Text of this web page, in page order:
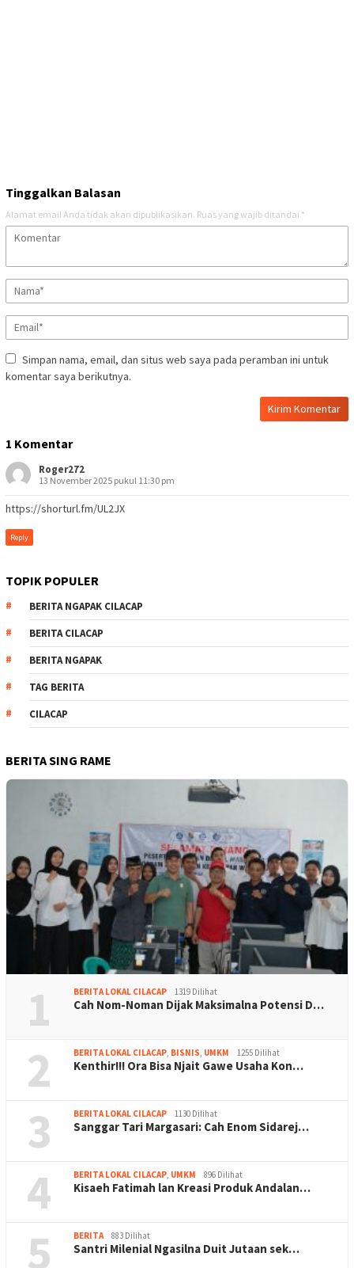
Tinggalkan Balasan
Alamat email Anda tidak akan dipublikasikan. Ruas yang wajib ditandai *
Simpan nama, email, dan situs web saya pada peramban ini untuk
komentar saya berikutnya.
1 Komentar
Roger272
13 November 2025 pukul 11:30 pm
https://shorturl.fm/UL2JX
Reply
TOPIK POPULER
BERITA NGAPAK CILACAP
BERITA CILACAP
BERITA NGAPAK
TAG BERITA
CILACAP
BERITA SING RAME
1 BERITA LOKAL CILACAP 1319 Dilihat
Cah Nom-Noman Dijak Maksimalna Potensi D…
2 BERITA LOKAL CILACAP, BISNIS, UMKM 1255 Dilihat
Kenthir!!! Ora Bisa Njait Gawe Usaha Kon…
3 BERITA LOKAL CILACAP 1130 Dilihat
Sanggar Tari Margasari: Cah Enom Sidarej…
4 BERITA LOKAL CILACAP, UMKM 896 Dilihat
Kisaeh Fatimah lan Kreasi Produk Andalan…
5 BERITA 883 Dilihat
Santri Milenial Ngasilna Duit Jutaan sek…